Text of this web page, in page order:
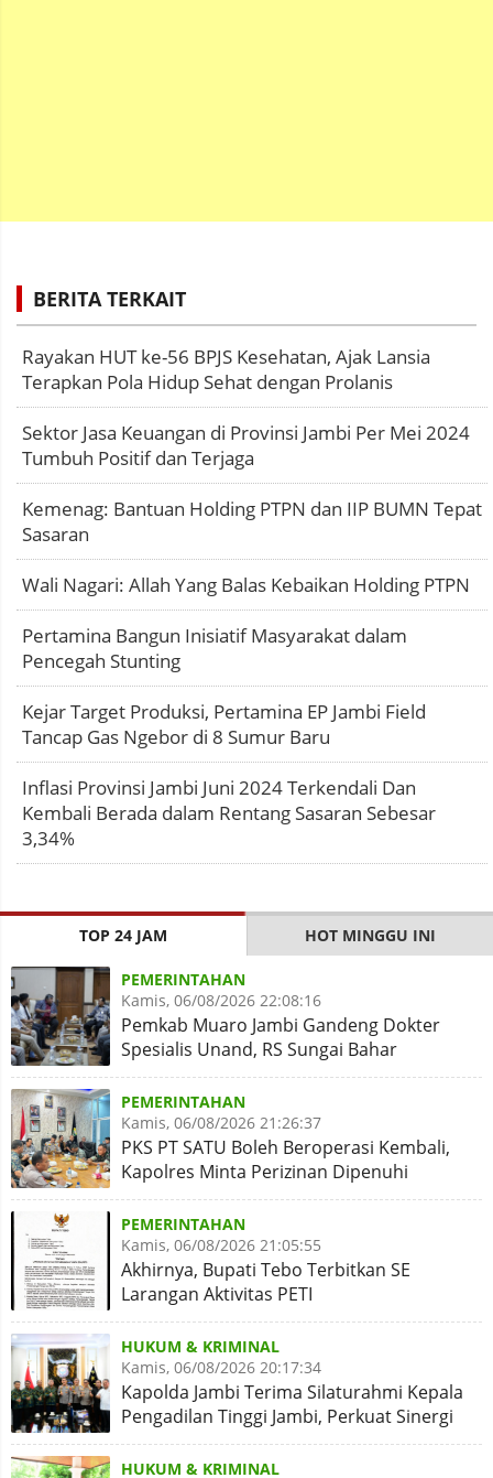
BERITA TERKAIT
Rayakan HUT ke-56 BPJS Kesehatan, Ajak Lansia
Terapkan Pola Hidup Sehat dengan Prolanis
Sektor Jasa Keuangan di Provinsi Jambi Per Mei 2024
Tumbuh Positif dan Terjaga
Kemenag: Bantuan Holding PTPN dan IIP BUMN Tepat
Sasaran
Wali Nagari: Allah Yang Balas Kebaikan Holding PTPN
Pertamina Bangun Inisiatif Masyarakat dalam
Pencegah Stunting
Kejar Target Produksi, Pertamina EP Jambi Field
Tancap Gas Ngebor di 8 Sumur Baru
Inflasi Provinsi Jambi Juni 2024 Terkendali Dan
Kembali Berada dalam Rentang Sasaran Sebesar
3,34%
TOP 24 JAM HOT MINGGU INI
PEMERINTAHAN
Kamis, 06/08/2026 22:08:16
Pemkab Muaro Jambi Gandeng Dokter
Spesialis Unand, RS Sungai Bahar
Disiapkan Naik Kelas
PEMERINTAHAN
Kamis, 06/08/2026 21:26:37
PKS PT SATU Boleh Beroperasi Kembali,
Kapolres Minta Perizinan Dipenuhi
PEMERINTAHAN
Kamis, 06/08/2026 21:05:55
Akhirnya, Bupati Tebo Terbitkan SE
Larangan Aktivitas PETI
HUKUM & KRIMINAL
Kamis, 06/08/2026 20:17:34
Kapolda Jambi Terima Silaturahmi Kepala
Pengadilan Tinggi Jambi, Perkuat Sinergi
Antar Lembaga
HUKUM & KRIMINAL